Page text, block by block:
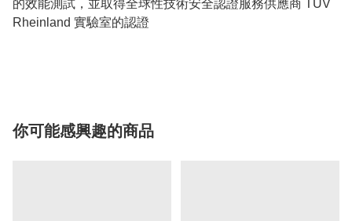
的效能測試，並取得全球性技術安全認證服務供應商 TÜV
Rheinland 實驗室的認證
你可能感興趣的商品